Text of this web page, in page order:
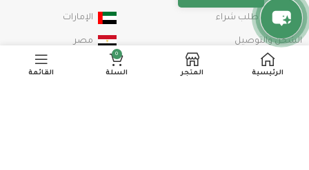
كيفية عمل طلب شراء
الشحن والتوصيل
الإستبدال و الإسترداد
الإمارات
مصر
الرئيسية المتجر
0
السلة القائمة